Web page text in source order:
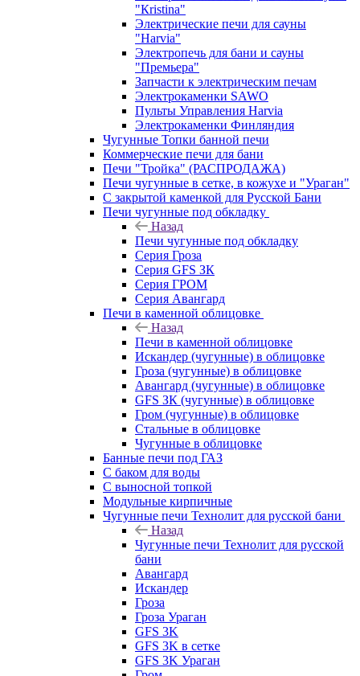
"Кristina"
Электрические печи для сауны
"Harvia"
Электропечь для бани и сауны
"Премьера"
Запчасти к электрическим печам
Электрокаменки SAWO
Пульты Управления Harvia
Электрокаменки Финляндия
Чугунные Топки банной печи
Коммерческие печи для бани
Печи "Тройка" (РАСПРОДАЖА)
Печи чугунные в сетке, в кожухе и "Ураган"
С закрытой каменкой для Русской Бани
Печи чугунные под обкладку
Назад
Печи чугунные под обкладку
Серия Гроза
Серия GFS ЗК
Серия ГРОМ
Серия Авангард
Печи в каменной облицовке
Назад
Печи в каменной облицовке
Искандер (чугунные) в облицовке
Гроза (чугунные) в облицовке
Авангард (чугунные) в облицовке
GFS ЗК (чугунные) в облицовке
Гром (чугунные) в облицовке
Стальные в облицовке
Чугунные в облицовке
Банные печи под ГАЗ
С баком для воды
С выносной топкой
Модульные кирпичные
Чугунные печи Технолит для русской бани
Назад
Чугунные печи Технолит для русской
бани
Авангард
Искандер
Гроза
Гроза Ураган
GFS 3K
GFS 3K в сетке
GFS 3K Ураган